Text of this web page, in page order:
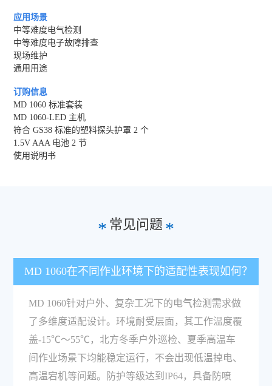
应用场景
中等难度电气检测
中等难度电子故障排查
现场维护
通用用途
订购信息
MD 1060 标准套装
MD 1060-LED 主机
符合 GS38 标准的塑料探头护罩 2 个
1.5V AAA 电池 2 节
使用说明书
* 常见问题 *
MD 1060在不同作业环境下的适配性表现如何？
MD 1060针对户外、复杂工况下的电气检测需求做
了多维度适配设计。环境耐受层面，其工作温度覆
盖-15℃～55℃，北方冬季户外巡检、夏季高温车
间作业场景下均能稳定运行，不会出现低温掉电、
高温宕机等问题。防护等级达到IP64，具备防喷